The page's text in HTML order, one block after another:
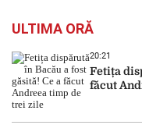
ULTIMA ORĂ
20:21
Fetița
făcut